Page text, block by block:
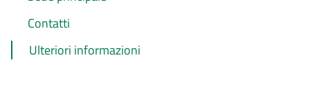
Contatti
Ulteriori informazioni